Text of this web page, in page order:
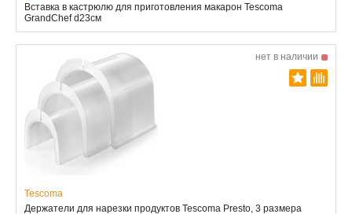
Вставка в кастрюлю для приготовления макарон Tescoma
GrandChef d23см
нет в наличии
Tescoma
Держатели для нарезки продуктов Tescoma Presto, 3 размера